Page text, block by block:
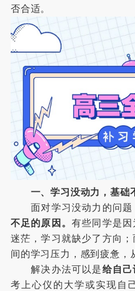
否合适。
一、学习没动力，基础
面对学习没动力的问题
不足的原因。有些同学是
迷茫，学习就缺少了方向
间的学习压力，感到疲惫，
解决办法可以是给自
考上心仪的大学或实现自